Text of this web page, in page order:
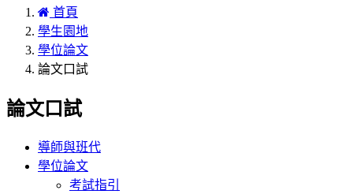
首頁
學生園地
學位論文
論文口試
論文口試
導師與班代
學位論文
考試指引